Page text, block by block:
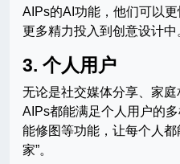
AIPs的AI功能，他们可以
更多精力投入到创意设计中
3. 个人用户
无论是社交媒体分享、家庭
AIPs都能满足个人用户的
能修图等功能，让每个人
家”。